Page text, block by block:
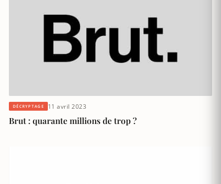
DÉCRYPTAGE 11 avril 2023
Brut : quarante millions de trop ?